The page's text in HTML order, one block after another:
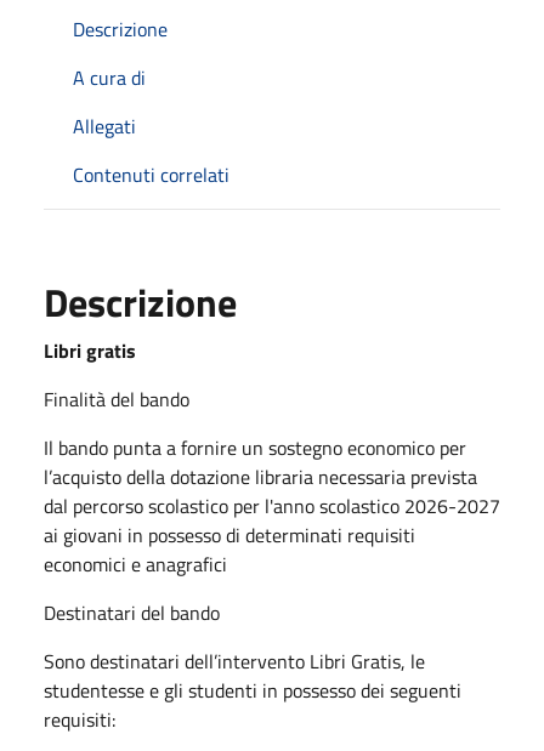
Descrizione
A cura di
Allegati
Contenuti correlati
Descrizione
Libri gratis
Finalità del bando
Il bando punta a fornire un sostegno economico per
l’acquisto della dotazione libraria necessaria prevista
dal percorso scolastico per l'anno scolastico 2026-2027
ai giovani in possesso di determinati requisiti
economici e anagrafici
Destinatari del bando
Sono destinatari dell’intervento Libri Gratis, le
studentesse e gli studenti in possesso dei seguenti
requisiti: